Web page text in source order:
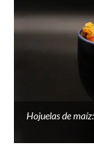
Hojuelas de